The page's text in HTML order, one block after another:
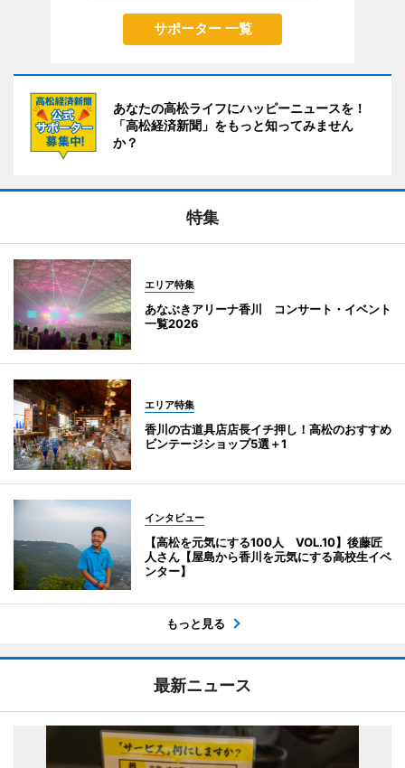
サポーター 一覧
あなたの高松ライフにハッピーニュースを！
「高松経済新聞」をもっと知ってみません
か？
特集
エリア特集
あなぶきアリーナ香川 コンサート・イベント
一覧2026
エリア特集
香川の古道具店店長イチ押し！高松のおすすめ
ビンテージショップ5選＋1
インタビュー
【高松を元気にする100人 VOL.10】後藤匠
人さん【屋島から香川を元気にする高校生イベ
ンター】
もっと見る
最新ニュース